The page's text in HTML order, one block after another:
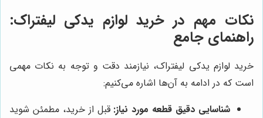
نکات مهم در خرید لوازم یدکی لیفتراک:
راهنمای جامع
خرید لوازم یدکی لیفتراک، نیازمند دقت و توجه به نکات مهمی
است که در ادامه به آن‌ها اشاره می‌کنیم:
شناسایی دقیق قطعه مورد نیاز: قبل از خرید، مطمئن شوید